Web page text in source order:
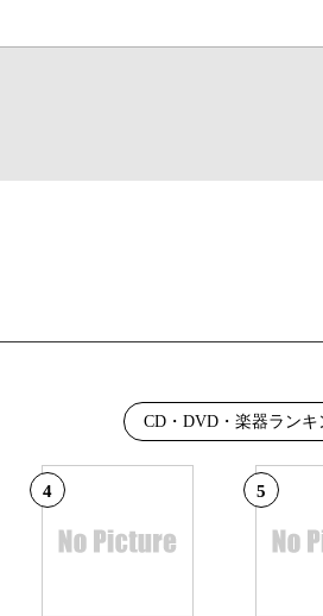
CD・DVD・楽器ランキ
4 5